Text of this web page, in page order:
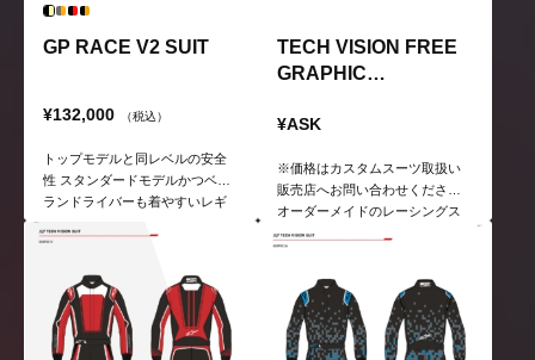
GP RACE V2 SUIT
¥132,000 （税込）
トップモデルと同レベルの安全
性 スタンダードモデルかつベテ
ランドライバーも着やすいレギ
トップモデルと同じ。
TECH VISION FREE
GRAPHIC
¥ASK
※価格はカスタムスーツ取扱い
販売店へお問い合わせください
オーダーメイドのレーシングス
ーツ ※サイズは規定 自分だけの